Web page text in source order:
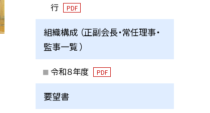
行
PDF
組織構成 （正副会長・常任理事・
監事一覧 ）
令和８年度 PDF
要望書